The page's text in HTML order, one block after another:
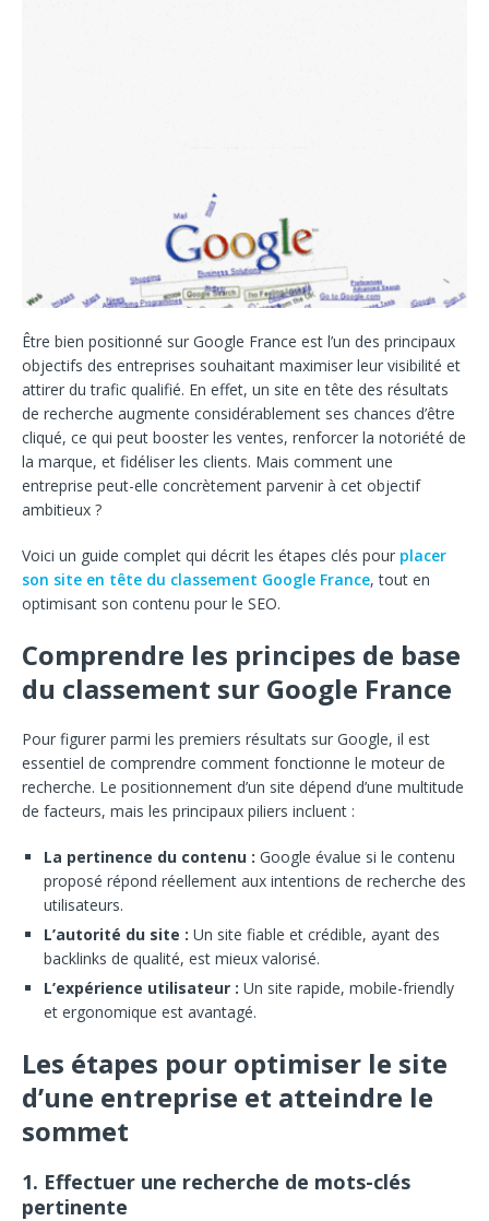
Être bien positionné sur Google France est l’un des principaux
objectifs des entreprises souhaitant maximiser leur visibilité et
attirer du trafic qualifié. En effet, un site en tête des résultats
de recherche augmente considérablement ses chances d’être
cliqué, ce qui peut booster les ventes, renforcer la notoriété de
la marque, et fidéliser les clients. Mais comment une
entreprise peut-elle concrètement parvenir à cet objectif
ambitieux ?
Voici un guide complet qui décrit les étapes clés pour placer
son site en tête du classement Google France, tout en
optimisant son contenu pour le SEO.
Comprendre les principes de base
du classement sur Google France
Pour figurer parmi les premiers résultats sur Google, il est
essentiel de comprendre comment fonctionne le moteur de
recherche. Le positionnement d’un site dépend d’une multitude
de facteurs, mais les principaux piliers incluent :
La pertinence du contenu : Google évalue si le contenu
proposé répond réellement aux intentions de recherche des
utilisateurs.
L’autorité du site : Un site fiable et crédible, ayant des
backlinks de qualité, est mieux valorisé.
L’expérience utilisateur : Un site rapide, mobile-friendly
et ergonomique est avantagé.
Les étapes pour optimiser le site
d’une entreprise et atteindre le
sommet
1. Effectuer une recherche de mots-clés
pertinente